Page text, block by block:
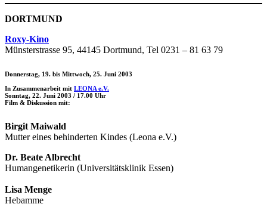
DORTMUND
Roxy-Kino
Münsterstrasse 95, 44145 Dortmund, Tel 0231 – 81 63 79
Donnerstag, 19. bis Mittwoch, 25. Juni 2003
In Zusammenarbeit mit LEONA e.V.
Sonntag, 22. Juni 2003 / 17.00 Uhr
Film & Diskussion mit:
Birgit Maiwald
Mutter eines behinderten Kindes (Leona e.V.)
Dr. Beate Albrecht
Humangenetikerin (Universitätsklinik Essen)
Lisa Menge
Hebamme